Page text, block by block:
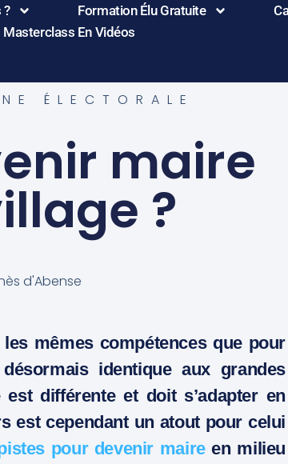
? Formation Élu Gratuite
Masterclass En Vidéos
ÉLECTORALE
maire
?
d'Abense
mêmes compétences que pour
identique aux grandes
différente et doit s’adapter en
est cependant un atout pour celui
pour devenir maireen milieu